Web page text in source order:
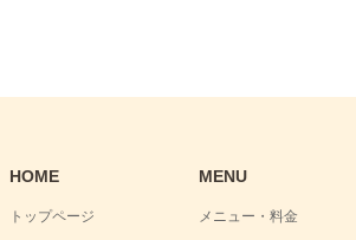
HOME
トップページ
MENU
メニュー・料金